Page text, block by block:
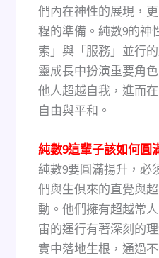
們內在神性的展現，
程的準備。純數9的神
索」與「服務」並行
靈成長中扮演重要角
他人超越自我，進而
自由與平和。
純數9這輩子該如何圓
純數9要圓滿揚升，必
們與生俱來的直覺與
動。他們擁有超越常
宙的運行有著深刻的
實中落地生根，通過